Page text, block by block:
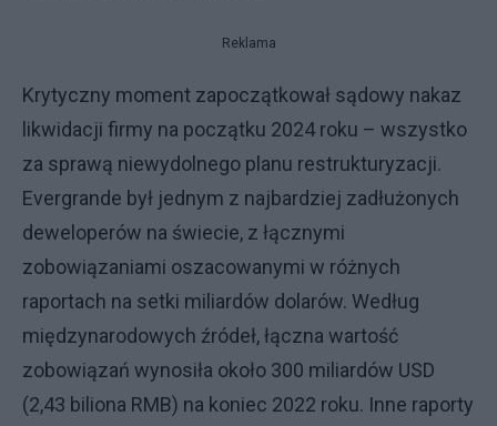
Reklama
Krytyczny moment zapoczątkował sądowy nakaz
likwidacji firmy na początku 2024 roku – wszystko
za sprawą niewydolnego planu restrukturyzacji.
Evergrande był jednym z najbardziej zadłużonych
deweloperów na świecie, z łącznymi
zobowiązaniami oszacowanymi w różnych
raportach na setki miliardów dolarów. Według
międzynarodowych źródeł, łączna wartość
zobowiązań wynosiła około 300 miliardów USD
(2,43 biliona RMB) na koniec 2022 roku. Inne raporty